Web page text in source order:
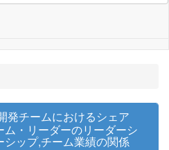
発チームにおけるシェア
ム・リーダーのリーダーシ
ップ,チーム業績の関係